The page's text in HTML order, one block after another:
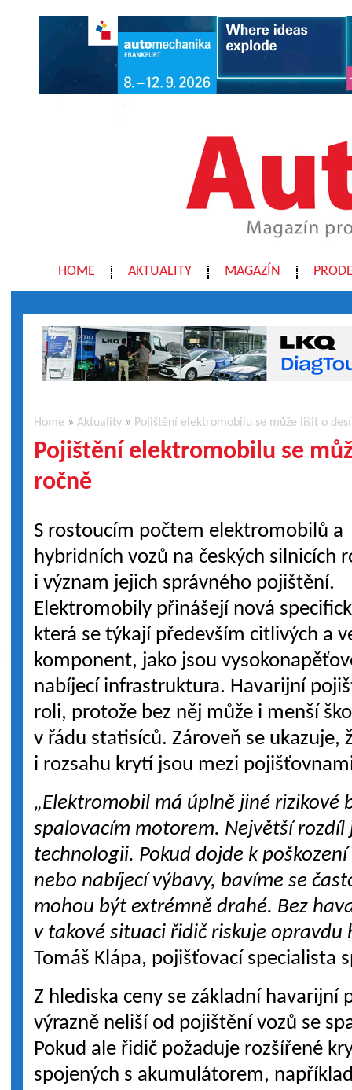
HOME AKTUALITY MAGAZÍN
Home »Aktuality » Pojištění elektromobilu se může lišit o
Pojištění elektromobilu se
ročně
S rostoucím počtem elektromobilů a
hybridních vozů na českých silnicích
i význam jejich správného pojištění.
Elektromobily přinášejí nová
která se týkají především citlivých a
komponent, jako jsou
nabíjecí infrastruktura. Havarijní
roli, protože bez něj může i menší
v řádu statisíců. Zároveň se ukazuje,
i rozsahu krytí jsou mezi
„Elektromobil má úplně jiné rizikové
spalovacím motorem. Největší
technologii. Pokud dojde k
nebo nabíjecí výbavy, bavíme se
mohou být extrémně drahé. Bez
v takové situaci řidič riskuje opravdu
Tomáš Klápa, pojišťovací specialista
Z hlediska ceny se základní
výrazně neliší od pojištění vozů se
Pokud ale řidič požaduje rozšířené
spojených s akumulátorem,